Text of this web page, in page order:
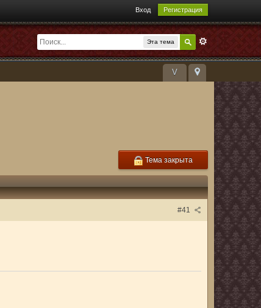
Вход Регистрация
Эта тема
V
Тема закрыта
#41